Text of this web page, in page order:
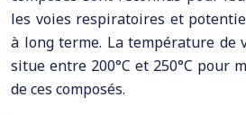
les voies respiratoires et
à long terme. La température de
situe entre 200°C et 250°C pour
de ces composés.